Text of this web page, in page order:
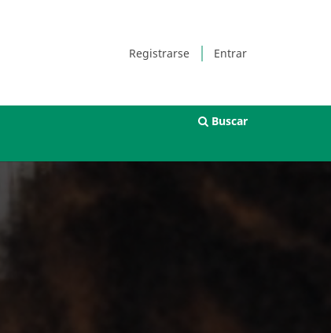
Registrarse Entrar
Buscar